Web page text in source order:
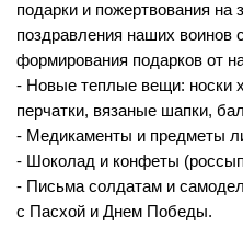
подарки и пожертвования на
поздравления наших
формирования подарков от
- Новые теплые вещи: носки
перчатки, вязаные шапки,
- Медикаменты и предметы
- Шоколад и конфеты
- Письма солдатам и
с Пасхой и Днем Победы.